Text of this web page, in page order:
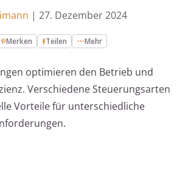
| 27. Dezember 2024
Merken Teilen Mehr
optimieren den Betrieb und
Verschiedene Steuerungsarten
Vorteile für unterschiedliche